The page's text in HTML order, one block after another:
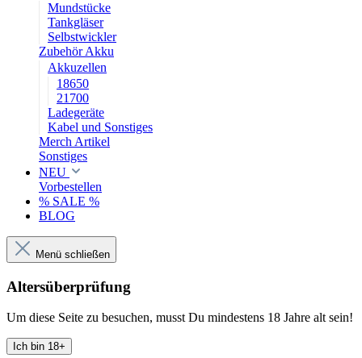
Mundstücke
Tankgläser
Selbstwickler
Zubehör Akku
Akkuzellen
18650
21700
Ladegeräte
Kabel und Sonstiges
Merch Artikel
Sonstiges
NEU
Vorbestellen
% SALE %
BLOG
Menü schließen
Altersüberprüfung
Um diese Seite zu besuchen, musst Du mindestens 18 Jahre alt sein!
Ich bin 18+